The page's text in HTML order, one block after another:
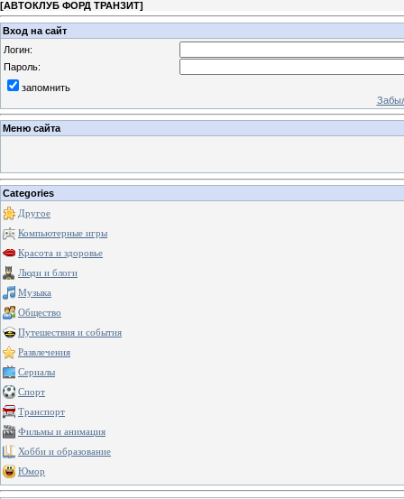
[АВТОКЛУБ ФОРД ТРАНЗИТ]
Вход на сайт
Логин:
Пароль:
запомнить
Меню сайта
Categories
Другое
Компьютерные игры
Красота и здоровье
Люди и блоги
Музыка
Общество
Путешествия и события
Развлечения
Сериалы
Спорт
Транспорт
Фильмы и анимация
Хобби и образование
Юмор